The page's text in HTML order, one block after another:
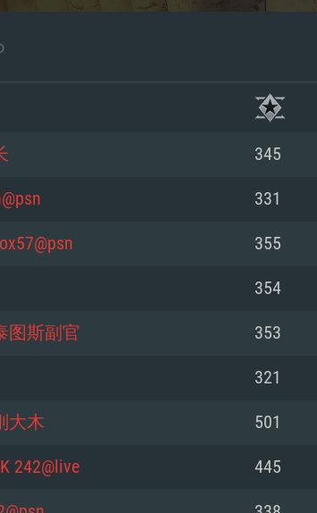
345
331
355
354
图斯副官 353
321
大木 501
242@live 445